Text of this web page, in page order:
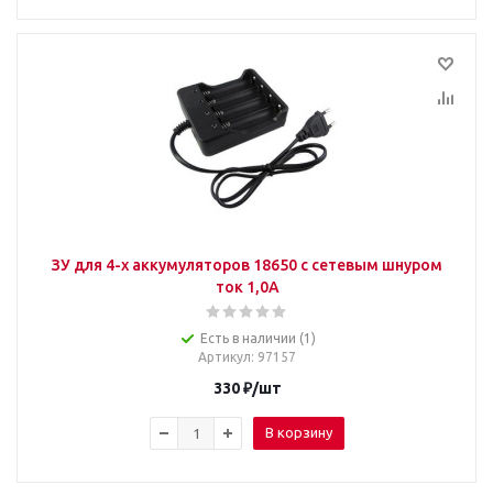
ЗУ для 4-х аккумуляторов 18650 с сетевым шнуром
ток 1,0А
Есть в наличии (1)
Артикул: 97157
330₽/шт
В корзину